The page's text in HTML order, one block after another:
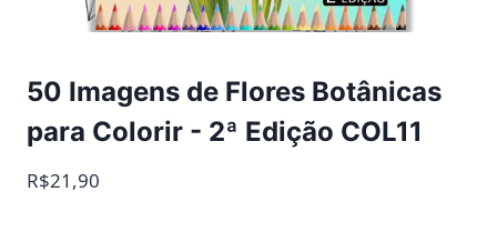
50 Imagens de Flores Botânicas
para Colorir - 2ª Edição COL11
R$21,90